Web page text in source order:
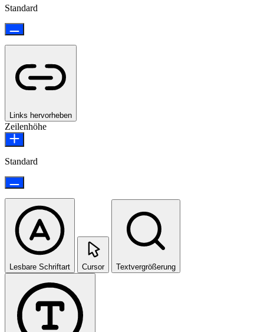
Standard
Links hervorheben
Zeilenhöhe
Standard
Lesbare Schriftart Cursor Textvergrößerung